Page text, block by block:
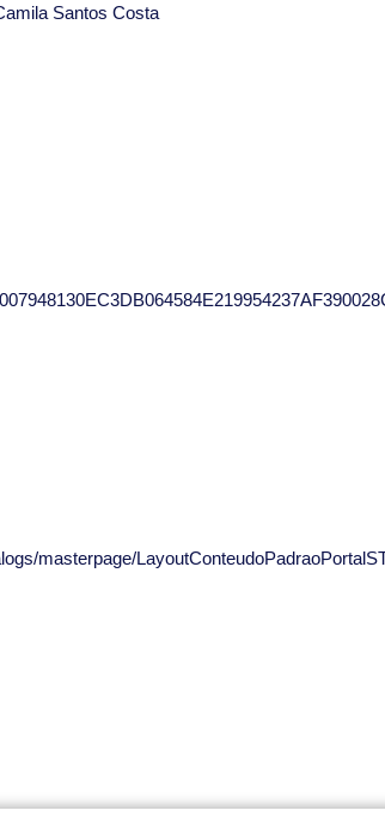
Santos Costa
masterpage/